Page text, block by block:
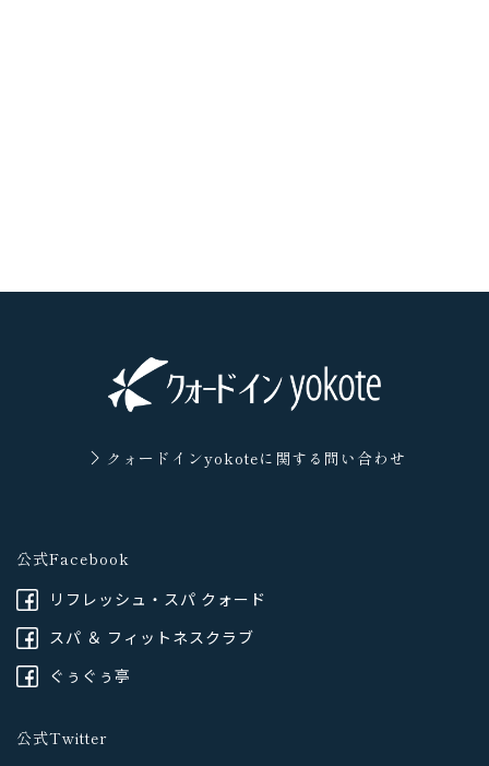
クォードインyokoteに 関する問い合わせ
公式Facebook
リフレッシュ・スパ クォード
スパ ＆ フィットネスクラブ
ぐぅぐぅ亭
公式Twitter